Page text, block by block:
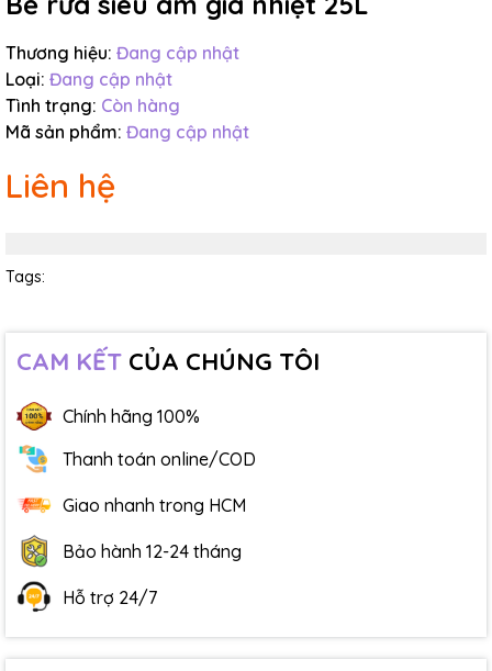
Thương hiệu: Đang cập nhật
Loại: Đang cập nhật
Tình trạng: Còn hàng
Mã sản phẩm: Đang cập nhật
Liên hệ
Tags:
CAM KẾT CỦA CHÚNG TÔI
Chính hãng 100%
Thanh toán online/COD
Giao nhanh trong HCM
Bảo hành 12-24 tháng
Hỗ trợ 24/7